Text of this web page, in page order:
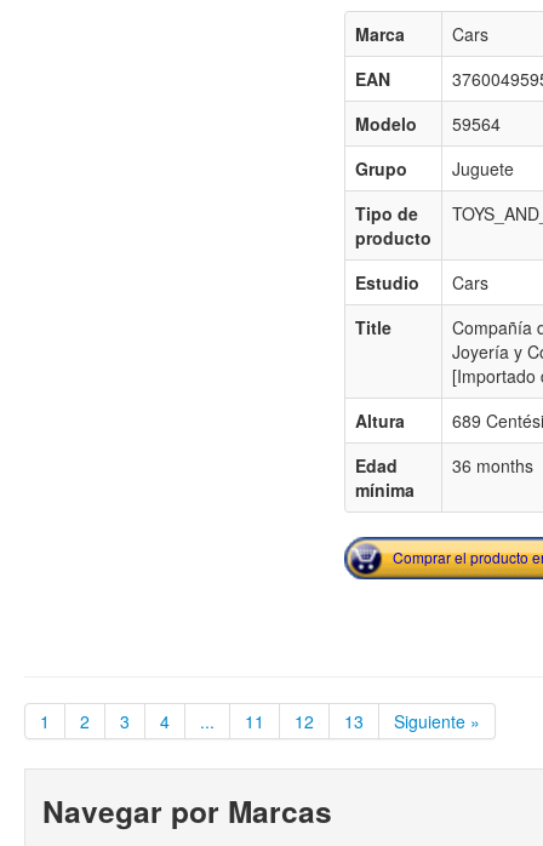
Marca
Cars
EAN
Modelo
59564
Grupo
Juguete
Tipo de
producto
Estudio
Cars
Title
Compañía
Joyería y
[Importado
Altura
689
Edad
mínima
36 months
Comprar el producto
1 2 3 4 ... 11 12 13 Siguiente »
Navegar por Marcas